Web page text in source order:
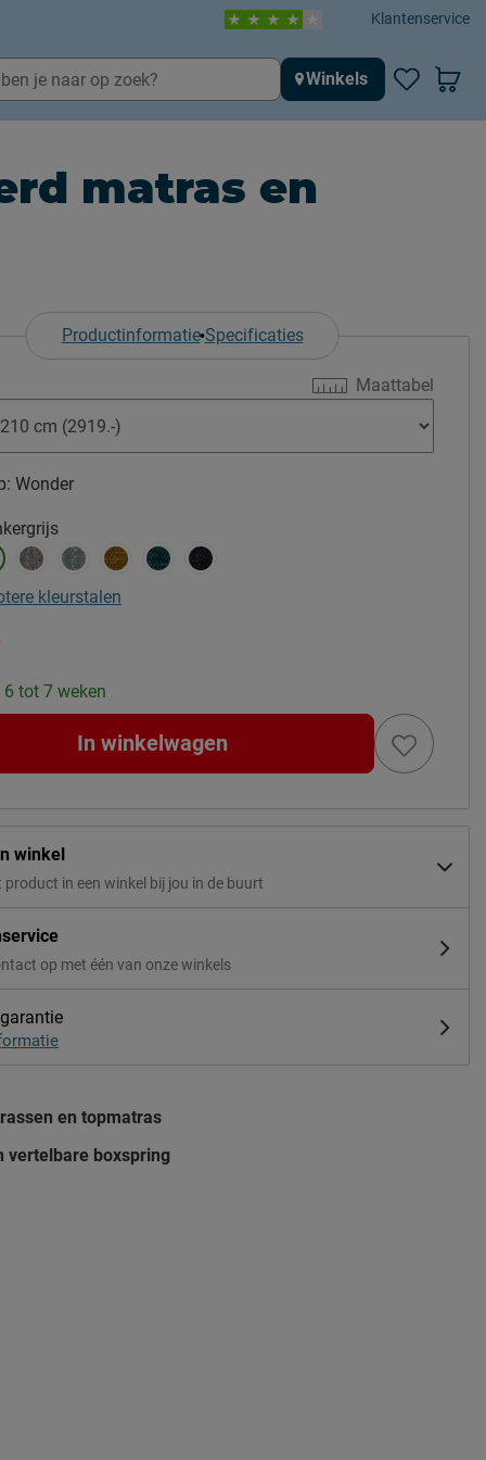
Klantenservice
Winkels
matras en
Productinformatie Specificaties
Maattabel
Wonder
kleurstalen
tot 7 weken
In winkelwagen
winkel
product in een winkel bij jou in de buurt
op met één van onze winkels
en topmatras
vertelbare boxspring